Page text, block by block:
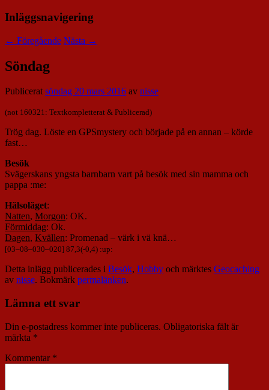
Inläggsnavigering
← Föregående Nästa →
Söndag
Publiceratsöndag 20 mars 2016 av nisse
(not 160321: Textkompletterat & Publicerad)
Trög dag. Löste en GPSmystery och började på en annan – körde
fast…
Besök
Svägerskans yngsta barnbarn vart på besök med sin mamma och
pappa :me:
Hälsoläget:
Natten, Morgon: OK.
Förmiddag: Ok.
Dagen, Kvällen: Promenad – värk i vä knä…
[03–08–030–020] 87,3(-0,4) :up:
Detta inlägg publicerades i Besök, Hobby och märktes Geocaching
av nisse. Bokmärk permalänken.
Lämna ett svar
Din e-postadress kommer inte publiceras. Obligatoriska fält är
märkta *
Kommentar *